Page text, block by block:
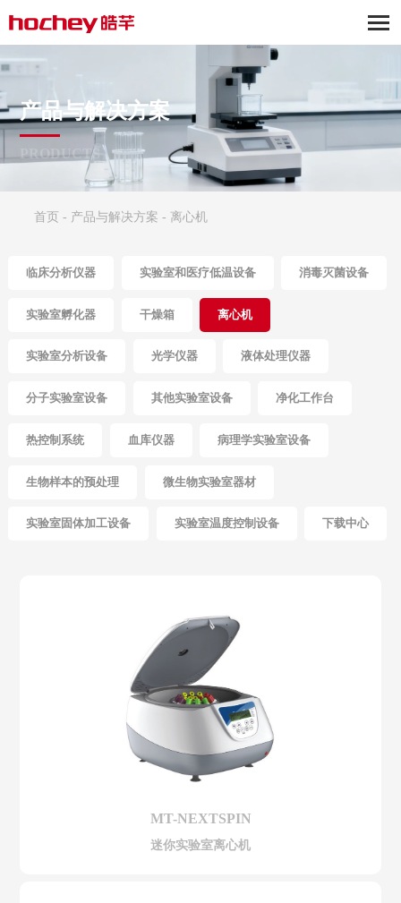
产品与解决方案
PRODUCTS
首页 - 产品与解决方案 -离心机
临床分析仪器 实验室和医疗低温设备 消毒灭菌设备
实验室孵化器 干燥箱 离心机
实验室分析设备 光学仪器 液体处理仪器
分子实验室设备 其他实验室设备 净化工作台
热控制系统 血库仪器 病理学实验室设备
生物样本的预处理 微生物实验室器材
实验室固体加工设备 实验室温度控制设备 下载中心
MT-NEXTSPIN
迷你实验室离心机